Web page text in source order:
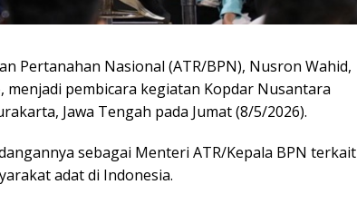
Pertanahan Nasional (ATR/BPN), Nusron Wahid,
pembicara kegiatan Kopdar Nusantara
Jawa Tengah pada Jumat (8/5/2026).
sebagai Menteri ATR/Kepala BPN terkait
adat di Indonesia.